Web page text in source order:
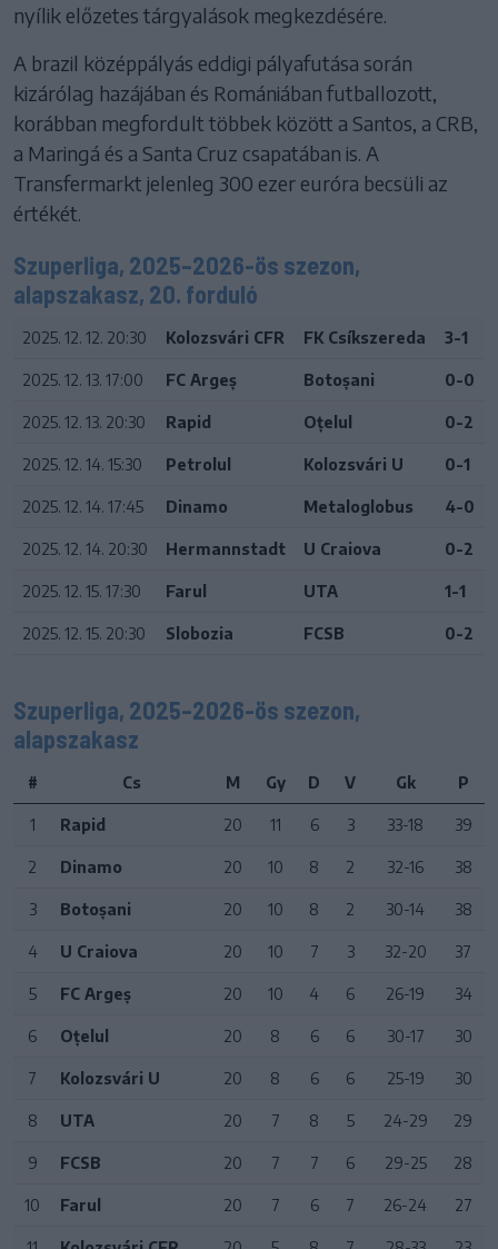
nyílik előzetes tárgyalások megkezdésére.
A brazil középpályás eddigi pályafutása során
kizárólag hazájában és Romániában futballozott,
korábban megfordult többek között a Santos, a CRB,
a Maringá és a Santa Cruz csapatában is. A
Transfermarkt jelenleg 300 ezer euróra becsüli az
értékét.
Szuperliga, 2025–2026-ös szezon,
alapszakasz, 20. forduló
2025. 12. 12. 20:30 Kolozsvári CFR FK Csíkszereda 3-1
2025. 12. 13. 17:00 FC Argeș Botoșani 0-0
2025. 12. 13. 20:30 Rapid Oțelul 0-2
2025. 12. 14. 15:30 Petrolul Kolozsvári U 0-1
2025. 12. 14. 17:45 Dinamo Metaloglobus 4-0
2025. 12. 14. 20:30 Hermannstadt U Craiova 0-2
2025. 12. 15. 17:30 Farul UTA 1-1
2025. 12. 15. 20:30 Slobozia FCSB 0-2
Szuperliga, 2025–2026-ös szezon,
alapszakasz
# Cs M Gy D V Gk P
1 Rapid 20 11 6 3 33-18 39
2 Dinamo 20 10 8 2 32-16 38
3 Botoșani 20 10 8 2 30-14 38
4 U Craiova 20 10 7 3 32-20 37
5 FC Argeș 20 10 4 6 26-19 34
6 Oțelul 20 8 6 6 30-17 30
7 Kolozsvári U 20 8 6 6 25-19 30
8 UTA 20 7 8 5 24-29 29
9 FCSB 20 7 7 6 29-25 28
10 Farul 20 7 6 7 26-24 27